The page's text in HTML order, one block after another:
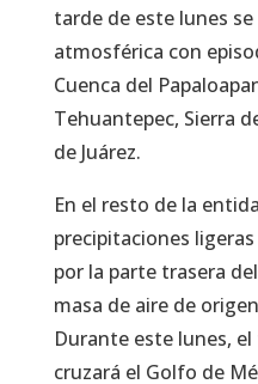
tarde de este lunes
atmosférica con
Cuenca del
Tehuantepec, Sierra
de Juárez.
En el resto de la
precipitaciones
por la parte trasera
masa de aire de
Durante este lunes,
cruzará el Golfo de